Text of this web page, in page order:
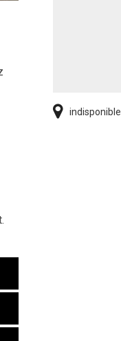
indisponible